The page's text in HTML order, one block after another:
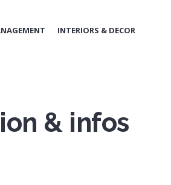
INTERIORS & DECOR
& infos